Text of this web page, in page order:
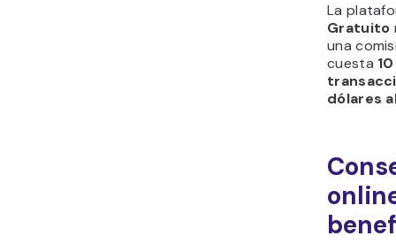
La
Gratuito
una
cuesta
dólares